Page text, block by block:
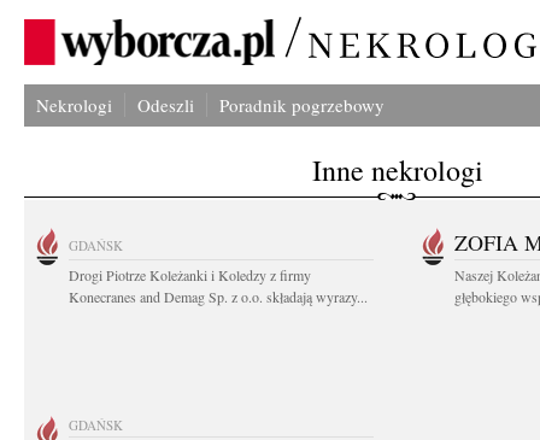
Nekrologi Odeszli Poradnik pogrzebowy
Inne nekrologi
GDAŃSK
Drogi Piotrze Koleżanki i Koledzy z firmy
Konecranes and Demag Sp. z o.o. składają wyrazy...
ZOFIA
Naszej
głębokiego
GDAŃSK